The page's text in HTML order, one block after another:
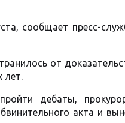
сообщает пресс-
от
лет.
дебаты,
акта и